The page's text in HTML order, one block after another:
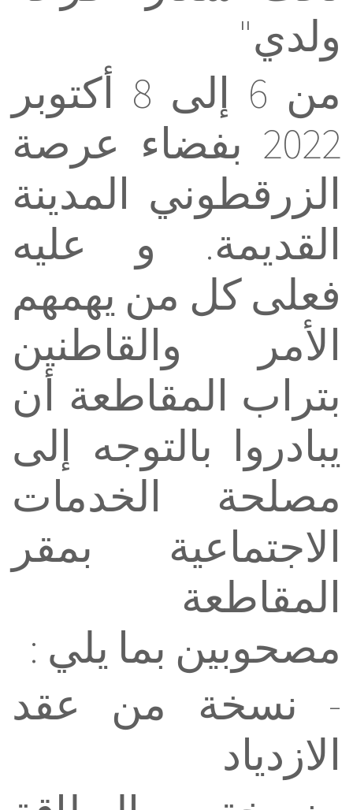
ولدي"
من 6 إلى 8 أكتوبر
2022 ‏بفضاء عرصة
الزرقطوني المدينة
القديمة. ‏و عليه
فعلى كل من يهمهم
الأمر والقاطنين
‏بتراب المقاطعة ‏أن
يبادروا بالتوجه إلى
مصلحة ‏الخدمات
الاجتماعية ‏بمقر
المقاطعة
مصحوبين بما يلي :
- ‏نسخة من عقد
الازدياد